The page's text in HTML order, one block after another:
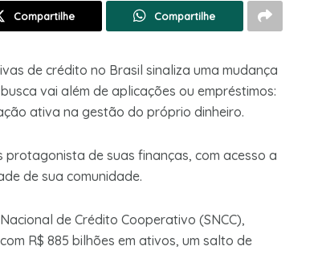
Compartilhe Compartilhe
de crédito no Brasil sinaliza uma mudança
vai além de aplicações ou empréstimos:
ativa na gestão do próprio dinheiro.
de suas finanças, com acesso a
de sua comunidade.
de Crédito Cooperativo (SNCC),
R$ 885 bilhões em ativos, um salto de